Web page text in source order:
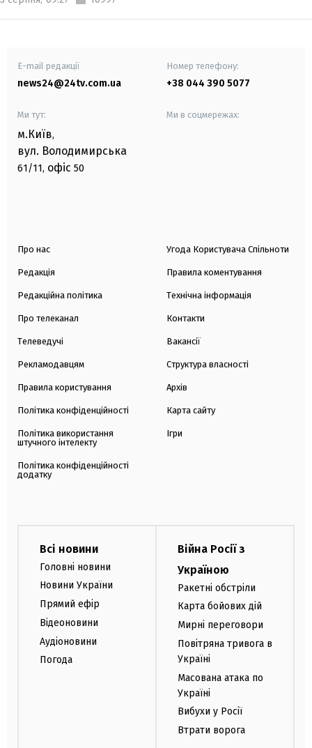
E-mail редакції
news24@24tv.com.ua
Номер телефону:
+38 044 390 5077
Ми тут:
м.Київ,
вул. Володимирська
61/11, офіс 50
Ми в соцмережах:
Про нас
Редакція
Редакційна політика
Про телеканал
Телеведучі
Рекламодавцям
Правила користування
Політика конфіденційності
Політика використання
штучного інтелекту
Політика конфіденційності
додатку
Угода Користувача Спільноти
Правила коментування
Технічна інформація
Контакти
Вакансії
Структура власності
Архів
Карта сайту
Ігри
Всі новини
Головні новини
Новини України
Прямий ефір
Відеоновини
Аудіоновини
Погода
Війна Росії з
Україною
Ракетні обстріли
Карта бойових дій
Мирні переговори
Повітряна тривога в
Україні
Масована атака по
Україні
Вибухи у Росії
Втрати ворога